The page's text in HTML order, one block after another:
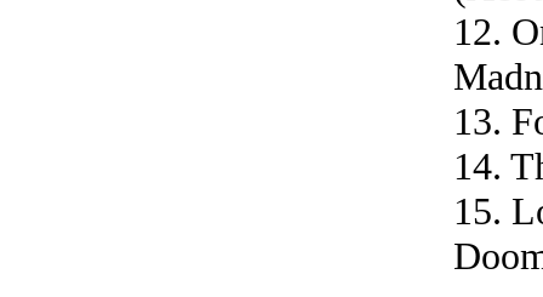
12.
13.
14.
15.